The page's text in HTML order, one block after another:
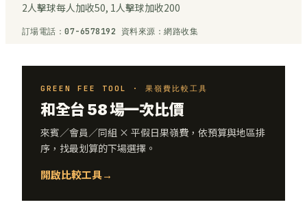
2人擊球每人加收50, 1人擊球加收200
訂場電話：07-6578192 資料來源：網路收集
GREEN FEE TOOL · 果嶺費比較工具
和全台 58 場一次比價
來賓／會員／同組 × 平假日果嶺費，依預算與地區排
序，找最划算的下場選擇。
開啟比較工具→